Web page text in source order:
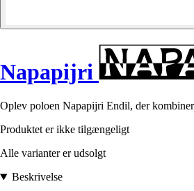
Napapijri
Oplev poloen Napapijri Endil, der
Produktet er ikke tilgængeligt
Alle varianter er udsolgt
Beskrivelse